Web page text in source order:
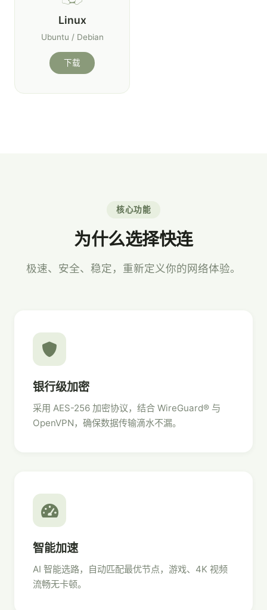
Linux
Ubuntu / Debian
下载
核心功能
为什么选择快连
极速、安全、稳定，重新定义你的网络体验。
银行级加密
采用 AES-256 加密协议，结合 WireGuard® 与
OpenVPN，确保数据传输滴水不漏。
智能加速
AI 智能选路，自动匹配最优节点，游戏、4K 视频
流畅无卡顿。